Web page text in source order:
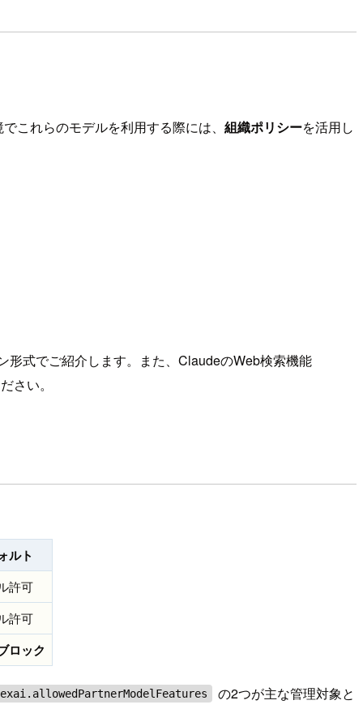
これらのモデルを利用する際には、 組織ポリシーを活用し
形式でご紹介します。また、ClaudeのWeb検索機能
さい。
ルト
許可
許可
ロック
の2つが主な管理対象と